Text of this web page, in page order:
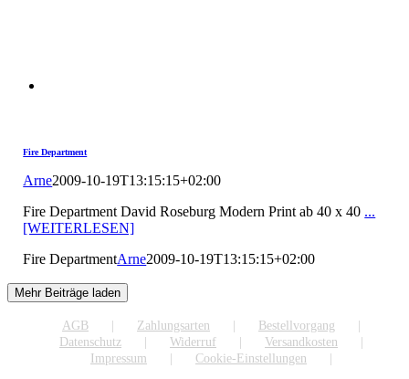
Fire Department
Arne2009-10-19T13:15:15+02:00
Fire Department David Roseburg Modern Print ab 40 x 40 ...
[WEITERLESEN]
Fire DepartmentArne2009-10-19T13:15:15+02:00
Mehr Beiträge laden
AGB Zahlungsarten
Bestellvorgang
Datenschutz
Widerruf
Versandkosten
Impressum
Cookie-Einstellungen